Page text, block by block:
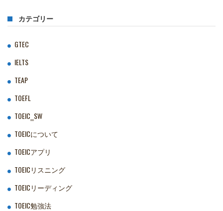
カテゴリー
GTEC
IELTS
TEAP
TOEFL
TOEIC‗SW
TOEICについて
TOEICアプリ
TOEICリスニング
TOEICリーディング
TOEIC勉強法